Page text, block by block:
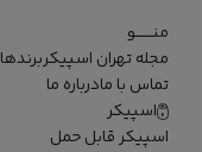
منـــــــو
مجله تهران اسپیکربرندها
تماس با مادرباره ما
اسپیکر
اسپیکر قابل حمل